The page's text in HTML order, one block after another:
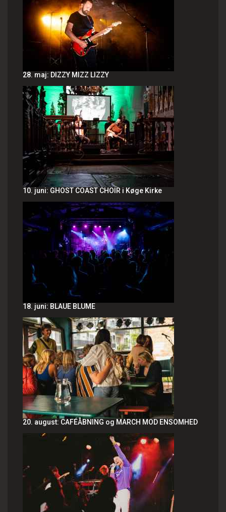
28. maj: DIZZY MIZZ LIZZY
10. juni: GHOST COAST CHOIR i Køge Kirke
18. juni: BLAUE BLUME
20. august: CAFÉÅBNING og MARCH MOD ENSOMHED